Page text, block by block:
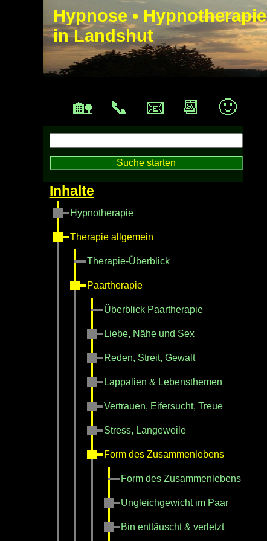
Hypnose • Hypnotherapie
in Landshut
Hypnotherapie
Therapie allgemein
Therapie-Überblick
Paartherapie
Überblick Paartherapie
Liebe, Nähe und Sex
Reden, Streit, Gewalt
Lappalien & Lebensthemen
Vertrauen, Eifersucht, Treue
Stress, Langeweile
Form des Zusammenlebens
Form des Zusammenlebens
Ungleichgewicht im Paar
Bin enttäuscht & verletzt
🏡 📞 📧 📆 🙂